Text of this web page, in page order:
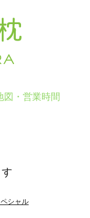
図・営業時間
ペシャル